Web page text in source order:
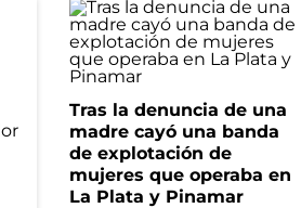
Tras la denuncia de una
madre cayó una banda
de explotación de
mujeres que operaba en
La Plata y Pinamar